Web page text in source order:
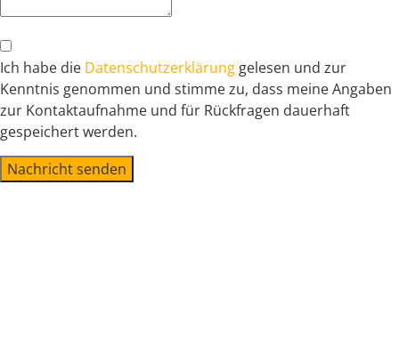
Ich habe die Datenschutzerklärung gelesen und zur
Kenntnis genommen und stimme zu, dass meine Angaben
zur Kontaktaufnahme und für Rückfragen dauerhaft
gespeichert werden.
Nachricht senden